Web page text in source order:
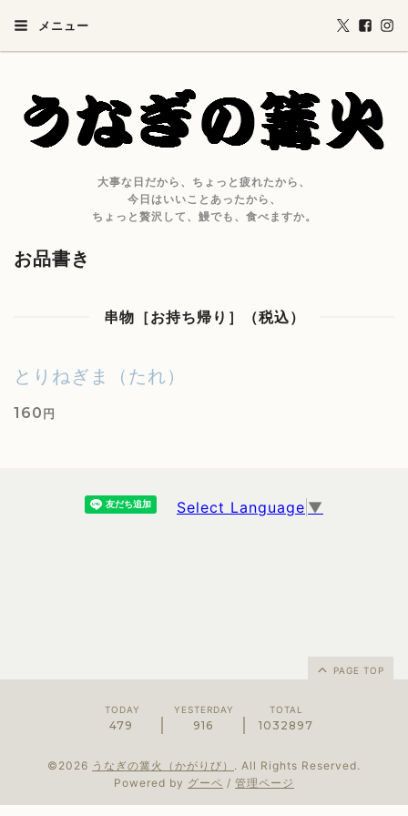
メニュー
大事な日だから、ちょっと疲れたから、
今日はいいことあったから、
ちょっと贅沢して、鰻でも、食べますか。
お品書き
串物［お持ち帰り］（税込）
とりねぎま（たれ）
160 円
Select Language ▼
PAGE TOP
TODAY
479
YESTERDAY
916
TOTAL
1032897
©2026 うなぎの篝火（かがりび） . All Rights Reserved.
Powered by グーペ / 管理ページ